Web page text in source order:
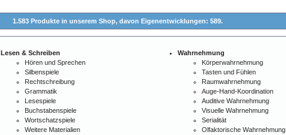
1.583 Produkte in unserem Shop, davon Eigenentwicklungen: 589.
Lesen & Schreiben
Hören und Sprechen
Silbenspiele
Rechtschreibung
Grammatik
Lesespiele
Buchstabenspiele
Wortschatzspiele
Weitere Materialien
Wahrnehmung
Körperwahrnehmung
Tasten und Fühlen
Raumwahrnehmung
Auge-Hand-Koordination
Auditive Wahrnehmung
Visuelle Wahrnehmung
Serialität
Olfaktorische Wahrnehmung